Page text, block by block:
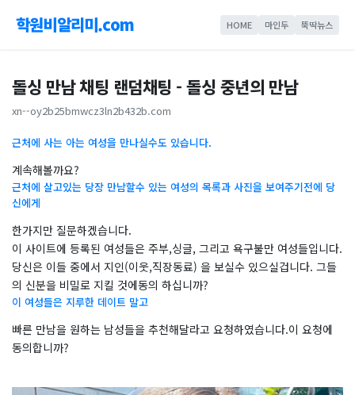
학원비알리미.com HOME 마인두 뚝딱뉴스
돌싱 만남 채팅 랜덤채팅 - 돌싱 중년의 만남
xn--oy2b25bmwcz3ln2b432b.com
근처에 사는 아는 여성을 만나실수도 있습니다.
계속해볼까요?
근처에 살고있는 당장 만남할수 있는 여성의 목록과 사진을 보여주기전에 당
신에게
한가지만 질문하겠습니다.
이 사이트에 등록된 여성들은 주부,싱글, 그리고 욕구불만 여성들입니다.
당신은 이들 중에서 지인(이웃,직장동료) 을 보실수 있으실겁니다. 그들
의 신분을 비밀로 지킬 것에동의 하십니까?
이 여성들은 지루한 데이트 말고
빠른 만남을 원하는 남성들을 추천해달라고 요청하였습니다.이 요청에
동의합니까?